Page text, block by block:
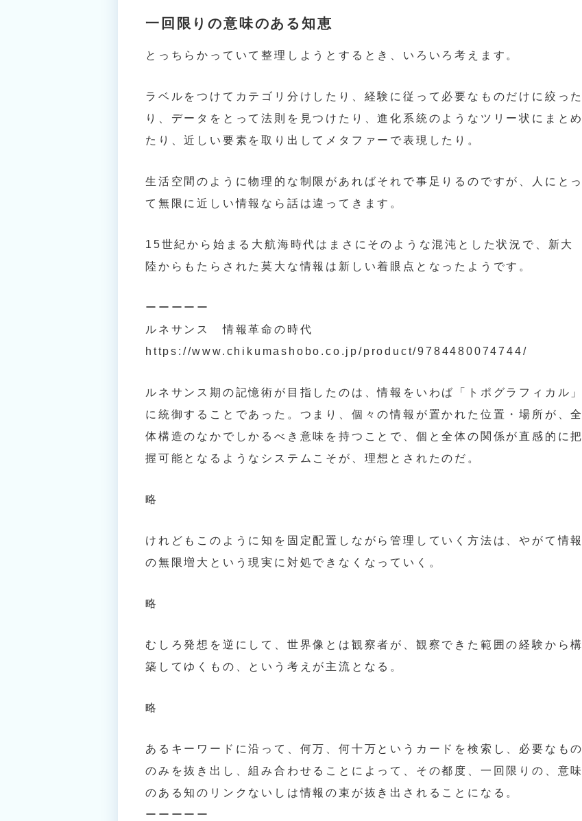
一回限りの意味のある知恵
とっちらかっていて整理しようとするとき、いろいろ考えます。
ラベルをつけてカテゴリ分けしたり、経験に従って必要なものだけに絞った
り、データをとって法則を見つけたり、進化系統のようなツリー状にまとめ
たり、近しい要素を取り出してメタファーで表現したり。
生活空間のように物理的な制限があればそれで事足りるのですが、人にとっ
て無限に近しい情報なら話は違ってきます。
15世紀から始まる大航海時代はまさにそのような混沌とした状況で、新大
陸からもたらされた莫大な情報は新しい着眼点となったようです。
ーーーーー
ルネサンス 情報革命の時代
https://www.chikumashobo.co.jp/product/9784480074744/
ルネサンス期の記憶術が目指したのは、情報をいわば「トポグラフィカル」
に統御することであった。つまり、個々の情報が置かれた位置・場所が、全
体構造のなかでしかるべき意味を持つことで、個と全体の関係が直感的に把
握可能となるようなシステムこそが、理想とされたのだ。
略
けれどもこのように知を固定配置しながら管理していく方法は、やがて情報
の無限増大という現実に対処できなくなっていく。
略
むしろ発想を逆にして、世界像とは観察者が、観察できた範囲の経験から構
築してゆくもの、という考えが主流となる。
略
あるキーワードに沿って、何万、何十万というカードを検索し、必要なもの
のみを抜き出し、組み合わせることによって、その都度、一回限りの、意味
のある知のリンクないしは情報の束が抜き出されることになる。
ーーーーー